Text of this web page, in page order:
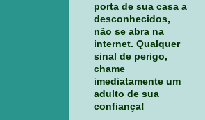
porta de sua casa a
desconhecidos,
não se abra na
internet. Qualquer
sinal de perigo,
chame
imediatamente um
adulto de sua
confiança!